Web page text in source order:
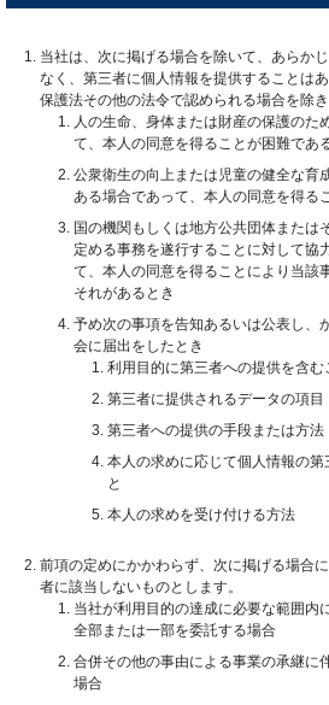
当社は、次に掲げる場合を除いて、あらか
なく、第三者に個人情報を提供することは
保護法その他の法令で認められる場合を除き
人の生命、身体または財産の保護のた
て、本人の同意を得ることが困難であ
公衆衛生の向上または児童の健全な育
ある場合であって、本人の同意を得る
国の機関もしくは地方公共団体または
定める事務を遂行することに対して協
て、本人の同意を得ることにより当該
それがあるとき
予め次の事項を告知あるいは公表し、
会に届出をしたとき
利用目的に第三者への提供を含む
第三者に提供されるデータの項目
第三者への提供の手段または方法
本人の求めに応じて個人情報の
と
本人の求めを受け付ける方法
前項の定めにかかわらず、次に掲げる場合
者に該当しないものとします。
当社が利用目的の達成に必要な範囲内
全部または一部を委託する場合
合併その他の事由による事業の承継に
場合